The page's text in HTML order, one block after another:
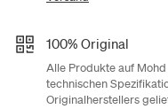
100% Original
Alle Produkte auf
technischen
Originalherstellers